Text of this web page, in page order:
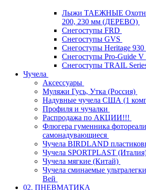
Лыжи ТАЕЖНЫЕ
200, 230 мм (ДЕРЕВО)
Снегоступы FRD
Снегоступы GVS
Снегоступы Heritage 930
Снегоступы Pro-Guide V
Снегоступы TRAIL
Чучела
Аксессуары
Муляжи Гусь, Утка (Россия)
Надувные чучела США (1
Профиля и чучалки
Распродажа по АКЦИИ!!!
Флюгера гуменника
самонадувающиеся
Чучела BIRDLAND
Чучела SPORTPLAST
Чучела мягкие (Китай)
Чучела сминаемые
Вей
02. ПНЕВМАТИКА